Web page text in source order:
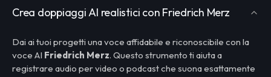
Crea doppiaggi AI realistici con Friedrich Merz
Dai ai tuoi progetti una voce affidabile e riconoscibile con la
voce AI Friedrich Merz. Questo strumento ti aiuta a
registrare audio per video o podcast che suona esattamente